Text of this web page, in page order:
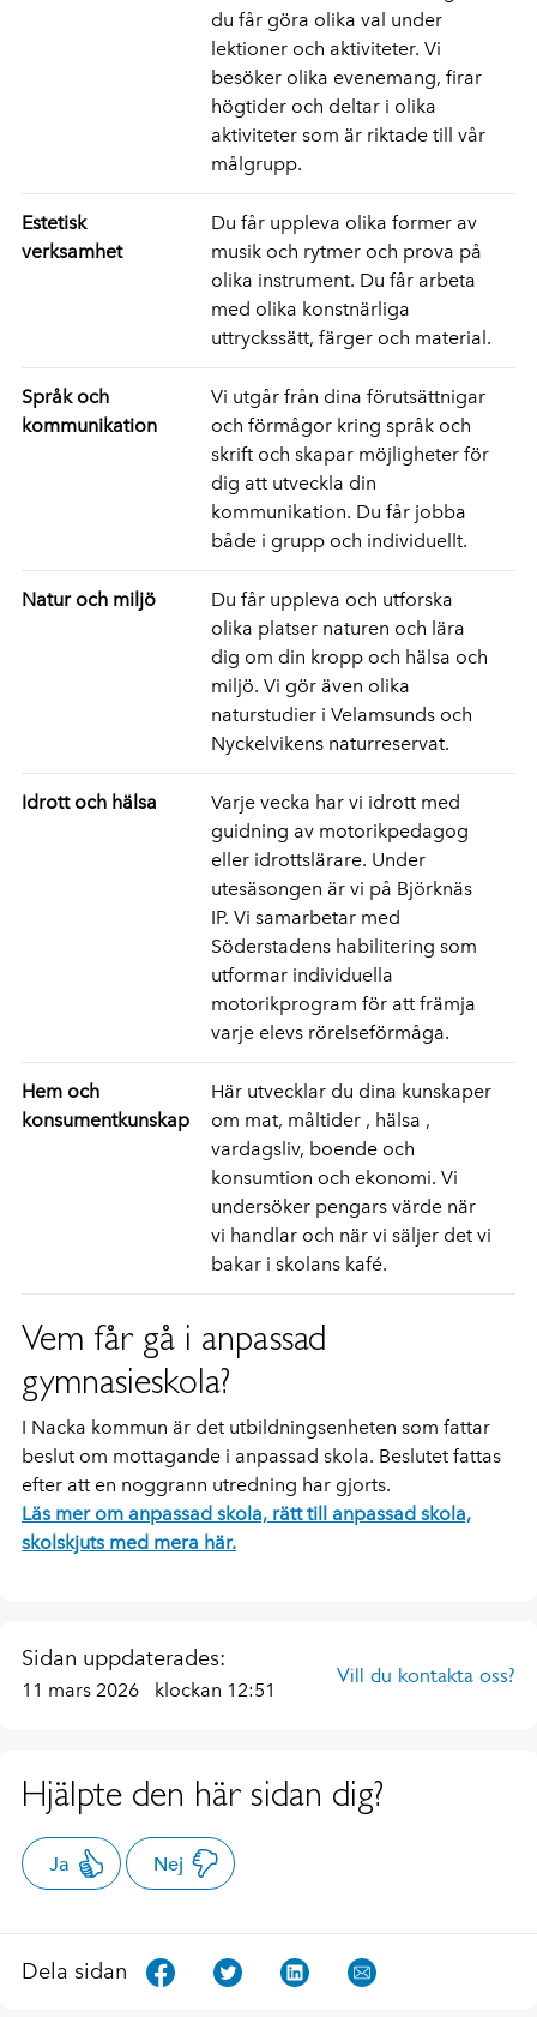
du får göra olika val under
lektioner och aktiviteter. Vi
besöker olika evenemang, firar
högtider och deltar i olika
aktiviteter som är riktade till vår
målgrupp.
Estetisk
verksamhet
Du får uppleva olika former av
musik och rytmer och prova på
olika instrument. Du får arbeta
med olika konstnärliga
uttryckssätt, färger och material.
Språk och
kommunikation
Vi utgår från dina förutsättnigar
och förmågor kring språk och
skrift och skapar möjligheter för
dig att utveckla din
kommunikation. Du får jobba
både i grupp och individuellt.
Natur och miljö
Du får uppleva och utforska
olika platser naturen och lära
dig om din kropp och hälsa och
miljö. Vi gör även olika
naturstudier i Velamsunds och
Nyckelvikens naturreservat.
Idrott och hälsa
Varje vecka har vi idrott med
guidning av motorikpedagog
eller idrottslärare. Under
utesäsongen är vi på Björknäs
IP. Vi samarbetar med
Söderstadens habilitering som
utformar individuella
motorikprogram för att främja
varje elevs rörelseförmåga.
Hem och
konsumentkunskap
Här utvecklar du dina kunskaper
om mat, måltider , hälsa ,
vardagsliv, boende och
konsumtion och ekonomi. Vi
undersöker pengars värde när
vi handlar och när vi säljer det vi
bakar i skolans kafé.
Vem får gå i anpassad
gymnasieskola?
I Nacka kommun är det utbildningsenheten som fattar
beslut om mottagande i anpassad skola. Beslutet fattas
efter att en noggrann utredning har gjorts.
Läs mer om anpassad skola, rätt till anpassad skola,
skolskjuts med mera här.
Sidan uppdaterades:
11 mars 2026 klockan 12:51
Vill du kontakta oss?
Hjälpte den här sidan dig?
Ja Nej
Dela sidan